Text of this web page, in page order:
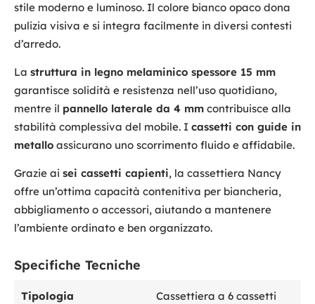
stile moderno e luminoso. Il colore bianco opaco dona
pulizia visiva e si integra facilmente in diversi contesti
d’arredo.
La struttura in legno melaminico spessore 15 mm
garantisce solidità e resistenza nell’uso quotidiano,
mentre il pannello laterale da 4 mm contribuisce alla
stabilità complessiva del mobile. I cassetti con guide in
metallo assicurano uno scorrimento fluido e affidabile.
Grazie ai sei cassetti capienti, la cassettiera Nancy
offre un’ottima capacità contenitiva per biancheria,
abbigliamento o accessori, aiutando a mantenere
l’ambiente ordinato e ben organizzato.
Specifiche Tecniche
Tipologia Cassettiera a 6 cassetti